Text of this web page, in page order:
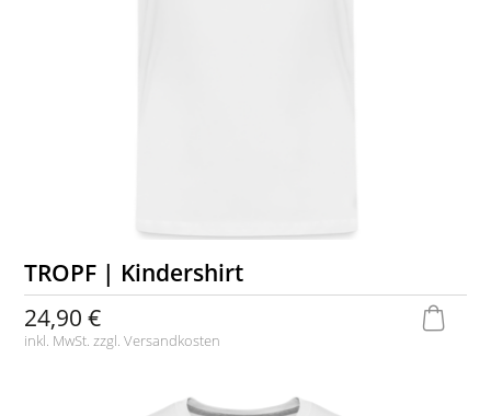
TROPF | Kindershirt
24,90 €
inkl. MwSt. zzgl.Versandkosten